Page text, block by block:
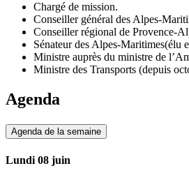
Chargé de mission.
Conseiller général des Alpes-
Conseiller régional de Provence-
Sénateur des Alpes-Maritimes(élu
Ministre auprès du ministre de
Ministre des Transports (depuis
Agenda
Agenda de la semaine
Lundi 08 juin